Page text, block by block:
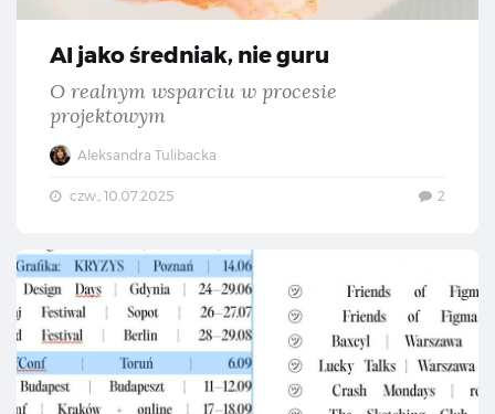
AI jako średniak, nie guru
O realnym wsparciu w procesie
projektowym
Aleksandra Tulibacka
czw., 10.07.2025 2